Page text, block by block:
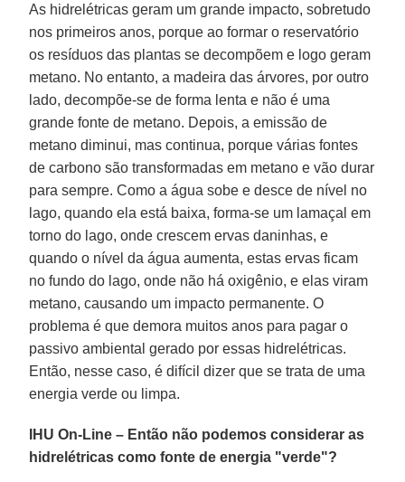
As hidrelétricas geram um grande impacto, sobretudo
nos primeiros anos, porque ao formar o reservatório
os resíduos das plantas se decompõem e logo geram
metano. No entanto, a madeira das árvores, por outro
lado, decompõe-se de forma lenta e não é uma
grande fonte de metano. Depois, a emissão de
metano diminui, mas continua, porque várias fontes
de carbono são transformadas em metano e vão durar
para sempre. Como a água sobe e desce de nível no
lago, quando ela está baixa, forma-se um lamaçal em
torno do lago, onde crescem ervas daninhas, e
quando o nível da água aumenta, estas ervas ficam
no fundo do lago, onde não há oxigênio, e elas viram
metano, causando um impacto permanente. O
problema é que demora muitos anos para pagar o
passivo ambiental gerado por essas hidrelétricas.
Então, nesse caso, é difícil dizer que se trata de uma
energia verde ou limpa.
IHU On-Line – Então não podemos considerar as
hidrelétricas como fonte de energia "verde"?